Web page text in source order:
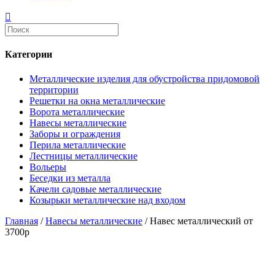
Категории
Металлические изделия для обустройства придомовой
территории
Решетки на окна металлические
Ворота металлические
Навесы металлические
Заборы и ограждения
Перила металлические
Лестницы металлические
Вольеры
Беседки из металла
Качели садовые металлические
Козырьки металлические над входом
Главная /Навесы металлические / Навес металлический от
3700р